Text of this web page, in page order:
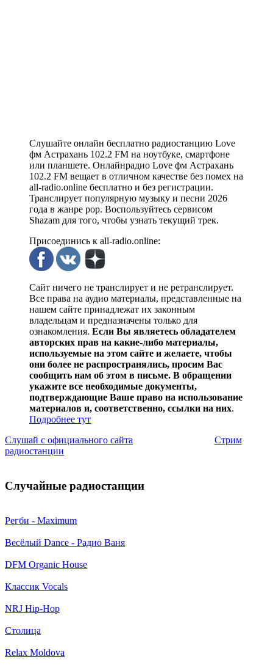
Слушайте онлайн бесплатно радиостанцию Love
фм Астрахань 102.2 FM на ноутбуке, смартфоне
или планшете. Онлайнрадио Love фм Астрахань
102.2 FM вещает в отличном качестве без помех на
all-radio.online бесплатно и без регистрации.
Транслирует популярную музыку и песни 2026
года в жанре pop. Воспользуйтесь сервисом
Shazam для того, чтобы узнать текущий трек.
Присоединись к all-radio.online:
Сайт ничего не транслирует и не ретранслирует.
Все права на аудио материалы, представленные на
нашем сайте принадлежат их законным
владельцам и предназначены только для
ознакомления. Если Вы являетесь обладателем
авторских прав на какие-либо материалы,
используемые на этом сайте и желаете, чтобы
они более не распространялись, просим Вас
сообщить нам об этом в письме. В обращении
укажите все необходимые документы,
подтверждающие Ваше право на использование
материалов и, соответственно, ссылки на них.
Подробнее тут
Слушай с официального сайта
Стрим
радиостанции
Случайные радиостанции
Регби - Maximum
Весёлый Dance - Радио Ваня
DFM Organic House
Классик Vocals
NRJ Hip-Hop
Столица
Relax Moldova